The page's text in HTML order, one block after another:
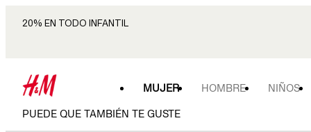
20% EN TODO INFANTIL
MUJER HOMBRE NIÑOS
PUEDE QUE TAMBIÉN TE GUSTE